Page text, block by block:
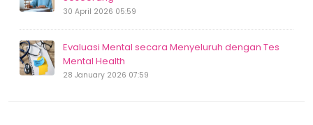
30 April 2026 05:59
Evaluasi Mental secara Menyeluruh dengan Tes
Mental Health
28 January 2026 07:59